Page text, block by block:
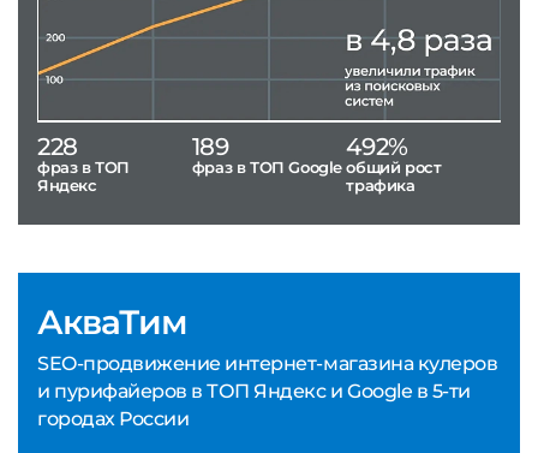
АкваТим
SEO-продвижение интернет-магазина кулеров
и пурифайеров в ТОП Яндекс и Google в 5-ти
городах России
228
фраз в ТОП
Яндекс
189
фраз в ТОП Google
492%
общий рост
трафика